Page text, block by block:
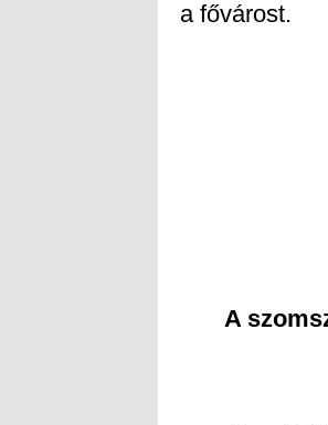
a fővárost.
A